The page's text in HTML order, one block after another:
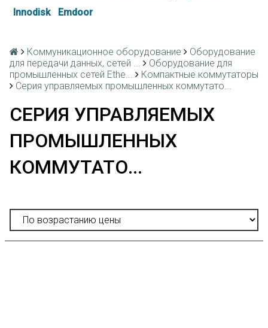
Innodisk
Emdoor
Коммуникационное оборудование
Оборудование
для передачи данных, сетей ...
Оборудование для
промышленных сетей Ethe...
Компактные коммутаторы
Серия управляемых промышленных коммутато...
СЕРИЯ УПРАВЛЯЕМЫХ
ПРОМЫШЛЕННЫХ
КОММУТАТО...